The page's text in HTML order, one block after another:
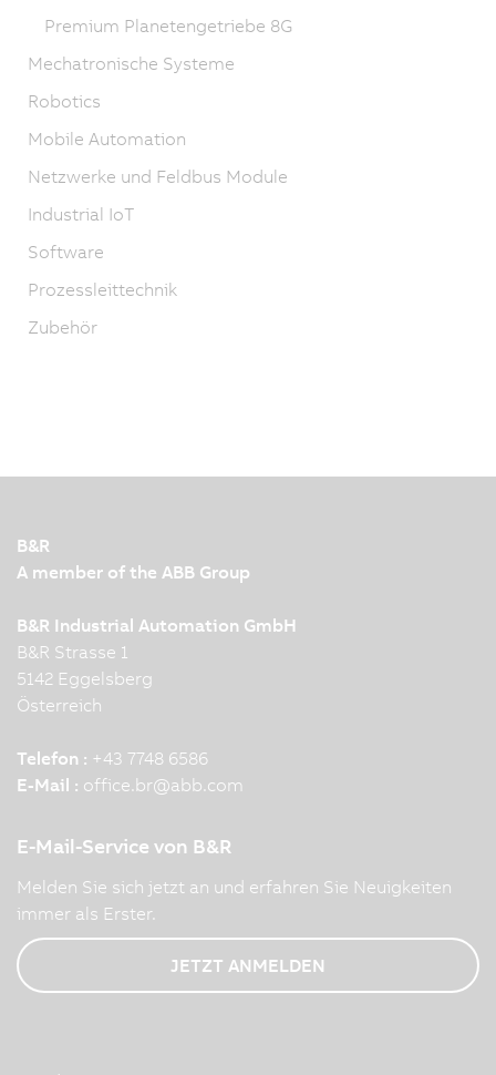
Premium Planetengetriebe 8G
Mechatronische Systeme
Robotics
Mobile Automation
Netzwerke und Feldbus Module
Industrial IoT
Software
Prozessleittechnik
Zubehör
B&R
A member of the ABB Group
B&R Industrial Automation GmbH
B&R Strasse 1
5142 Eggelsberg
Österreich
Telefon : +43 7748 6586
E-Mail : office.br@abb.com
E-Mail-Service von B&R
Melden Sie sich jetzt an und erfahren Sie Neuigkeiten
immer als Erster.
JETZT ANMELDEN